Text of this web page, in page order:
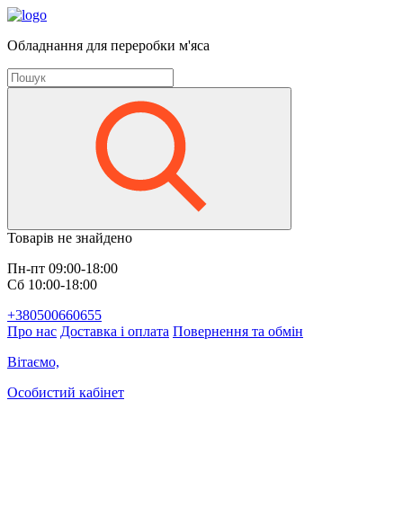
Обладнання для переробки м'яса
Товарів не знайдено
Пн-пт 09:00-18:00
Сб 10:00-18:00
+380500660655
Про нас Доставка і оплата Повернення та обмін
Вітаємо,
Особистий кабінет